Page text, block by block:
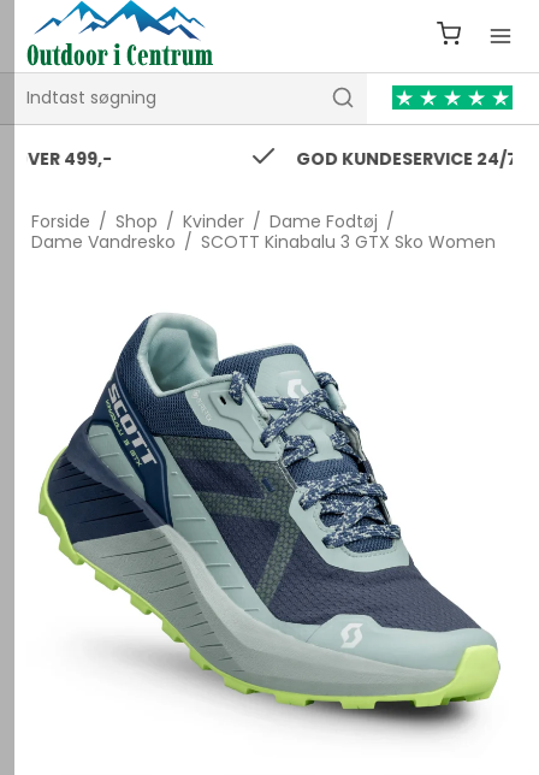
GOD KUNDESERVICE 24/7
Forside / Shop / Kvinder / Dame Fodtøj /
Dame Vandresko / SCOTT Kinabalu 3 GTX Sko Women